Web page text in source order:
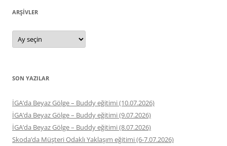
ARŞIVLER
Arşivler
SON YAZILAR
İGA’da Beyaz Gölge – Buddy eğitimi (10.07.2026)
İGA’da Beyaz Gölge – Buddy eğitimi (9.07.2026)
İGA’da Beyaz Gölge – Buddy eğitimi (8.07.2026)
Skoda’da Müşteri Odaklı Yaklaşım eğitimi (6-7.07.2026)